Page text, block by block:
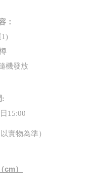
：
1)
機發放
:
15:00
實物為準）
cm）